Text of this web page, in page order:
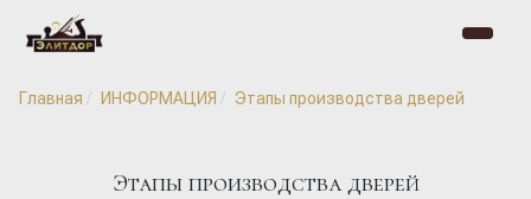
Главная ИНФОРМАЦИЯ Этапы производства дверей
Этапы производства дверей